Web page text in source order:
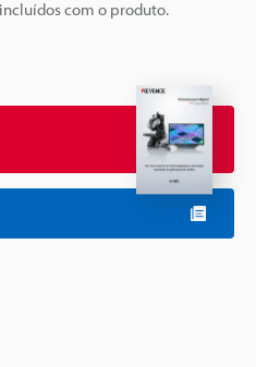
com o produto.